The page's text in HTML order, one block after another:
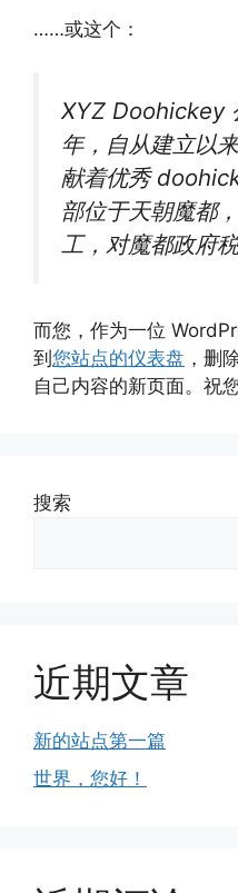
……或这个：
XYZ Doohickey
年，自从建立以
献着优秀
部位于天朝魔都
工，对魔都政府
而您，作为一位
到 您站点的仪表盘 ，删
自己内容的新页面。祝
搜索
近期文章
新的站点第一篇
世界，您好！